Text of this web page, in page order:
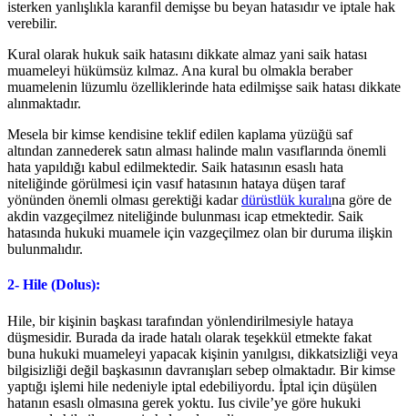
isterken yanlışlıkla karanfil demişse bu beyan hatasıdır ve iptale hak
verebilir.
Kural olarak hukuk saik hatasını dikkate almaz yani saik hatası
muameleyi hükümsüz kılmaz. Ana kural bu olmakla beraber
muamelenin lüzumlu özelliklerinde hata edilmişse saik hatası dikkate
alınmaktadır.
Mesela bir kimse kendisine teklif edilen kaplama yüzüğü saf
altından zannederek satın alması halinde malın vasıflarında önemli
hata yapıldığı kabul edilmektedir. Saik hatasının esaslı hata
niteliğinde görülmesi için vasıf hatasının hataya düşen taraf
yönünden önemli olması gerektiği kadardürüstlük kuralına göre de
akdin vazgeçilmez niteliğinde bulunması icap etmektedir. Saik
hatasında hukuki muamele için vazgeçilmez olan bir duruma ilişkin
bulunmalıdır.
2- Hile (Dolus):
Hile, bir kişinin başkası tarafından yönlendirilmesiyle hataya
düşmesidir. Burada da irade hatalı olarak teşekkül etmekte fakat
buna hukuki muameleyi yapacak kişinin yanılgısı, dikkatsizliği veya
bilgisizliği değil başkasının davranışları sebep olmaktadır. Bir kimse
yaptığı işlemi hile nedeniyle iptal edebiliyordu. İptal için düşülen
hatanın esaslı olmasına gerek yoktu. Ius civile’ye göre hukuki